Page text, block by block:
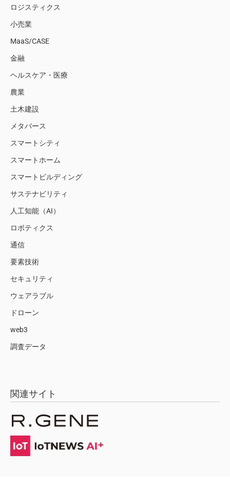
ロジスティクス
小売業
MaaS/CASE
金融
ヘルスケア・医療
農業
土木建設
メタバース
スマートシティ
スマートホーム
スマートビルディング
サステナビリティ
人工知能（AI）
ロボティクス
通信
要素技術
セキュリティ
ウェアラブル
ドローン
web3
調査データ
関連サイト